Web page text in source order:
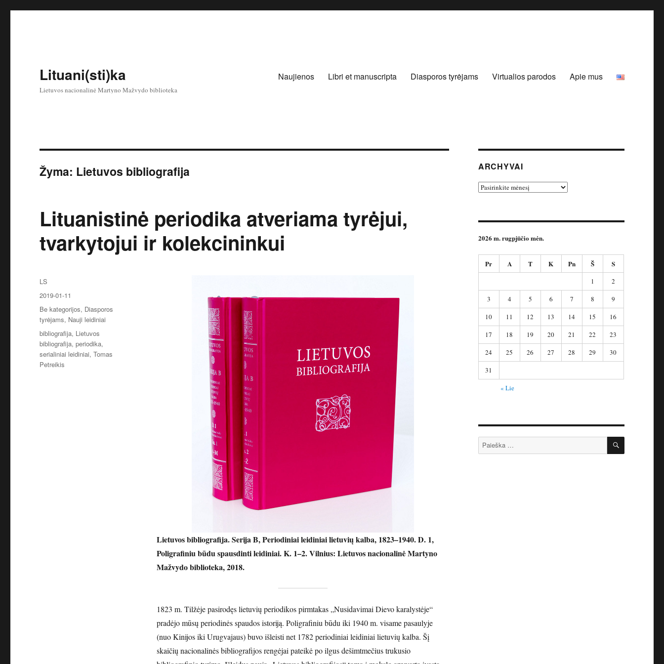
Lituani(sti)ka
Lietuvos nacionalinė Martyno Mažvydo biblioteka
Naujienos Libri et manuscripta Diasporos tyrėjams Virtualios parodos Apie mus
Žyma: Lietuvos bibliografija
Lituanistinė periodika atveriama tyrėjui,
tvarkytojui ir kolekcininkui
Lietuvos bibliografija. Serija B, Periodiniai leidiniai lietuvių kalba, 1823–1940. D. 1,
Poligrafiniu būdu spausdinti leidiniai. K. 1–2. Vilnius: Lietuvos nacionalinė Martyno
Mažvydo biblioteka, 2018.
1823 m. Tilžėje pasirodęs lietuvių periodikos pirmtakas „Nusidavimai Dievo karalystėje“
pradėjo mūsų periodinės spaudos istoriją. Poligrafiniu būdu iki 1940 m. visame pasaulyje
(nuo Kinijos iki Urugvajaus) buvo išleisti net 1782 periodiniai leidiniai lietuvių kalba. Šį
skaičių nacionalinės bibliografijos rengėjai pateikė po ilgus dešimtmečius trukusio
Autorius
LS
Paskelbta
2019-01-11
Kategorijos
Be kategorijos, Diasporos
tyrėjams, Nauji leidiniai
Žymos
bibliografija, Lietuvos
bibliografija,periodika,
serialiniai leidiniai,Tomas
Petreikis
ARCHYVAI
Archyvai
2026 m. rugpjūčio mėn.
Pr A T K Pn Š S
1
2
3
4 5 6 7 8
9
10
11 12 13 14 15
16
17
18 19 20 21 22
23
24
25 26 27 28 29
30
31
« Lie
Ieškoti: IEŠKOTI